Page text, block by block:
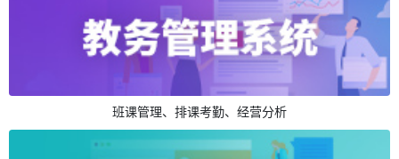
班课管理、排课考勤、经营分析